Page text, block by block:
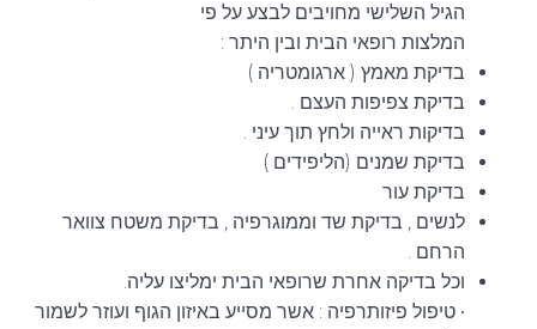
הגיל השלישי מחויבים לבצע על פי
המלצות רופאי הבית ובין היתר :
בדיקת מאמץ ( ארגומטריה )
בדיקת צפיפות העצם .
בדיקות ראייה ולחץ תוך עיני .
בדיקת שמנים (הליפידים )
בדיקת עור
לנשים , בדיקת שד וממוגרפיה , בדיקת משטח צוואר
הרחם .
וכל בדיקה אחרת שרופאי הבית ימליצו עליה.
• טיפול פיזותרפיה : אשר מסייע באיזון הגוף ועוזר לשמור